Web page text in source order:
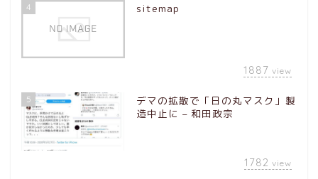
4 sitemap
1887 view
5
デマの拡散で「日の丸マスク」製
造中止に – 和田政宗
1782 view